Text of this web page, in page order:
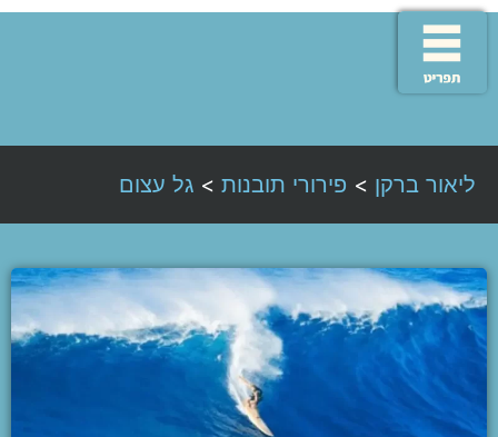
ליאור ברקן > פירורי תובנות > גל עצום